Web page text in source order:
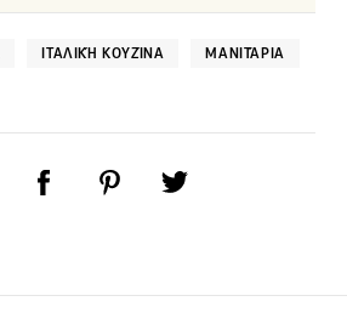
ΙΤΑΛΙΚΉ ΚΟΥΖΊΝΑ ΜΑΝΙΤΆΡΙΑ